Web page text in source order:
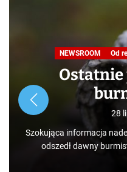
NEWSROOM Od
Ostatnie
28
Szokująca informacja
odszedł dawny